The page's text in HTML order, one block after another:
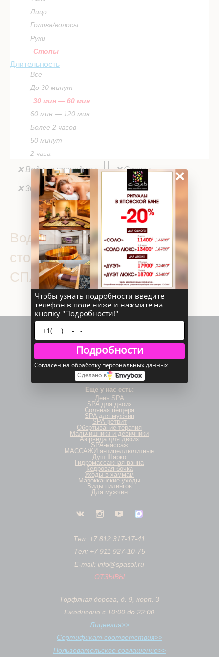
Лицо
Голова/волосы
Руки
Стопы
Длительность
Все
До 30 минут
30 мин — 60 мин
60 мин — 120 мин
Более 2 часов
50 минут
2 часа
❌ Водные процедуры ❌ Стопы
❌ 30 мин — 60 мин
ВЫБРАТЬ ПРОГРАММУ
Водные процедуры уход за
стопами 30 мин — 60 мин в
СПА салоне «Соль»
Еще у нас есть:
День SPA
SPA для двоих
Соляная пещера
SPA для мужчин
SPA-ретрит
Обертывание терапия
Мальчишники и девичники
Аюрведа для двоих
SPA-массаж
МАССАЖИ антицеллюлитные
Душ Шарко
Гидромассажная ванна
Кедровая бочка
Уходы в хаммам
Марокканские уходы
Виды пилингов
Для мужчин
Тел: +7 812 317-17-41
Тел: +7 911 927-10-75
E-mail: info@spasol.ru
ОТЗЫВЫ
Торфяная дорога, д. 9, корп. 3
Ежедневно с 10:00 до 22:00
Лицензия>>
Сертификат соответствия>>
Пользовательское соглашение>>
×
Чтобы узнать подробности введите
телефон в поле ниже и нажмите на
кнопку "Подробности!"
Подробности
Согласен на обработку персональных данных
Сделано в